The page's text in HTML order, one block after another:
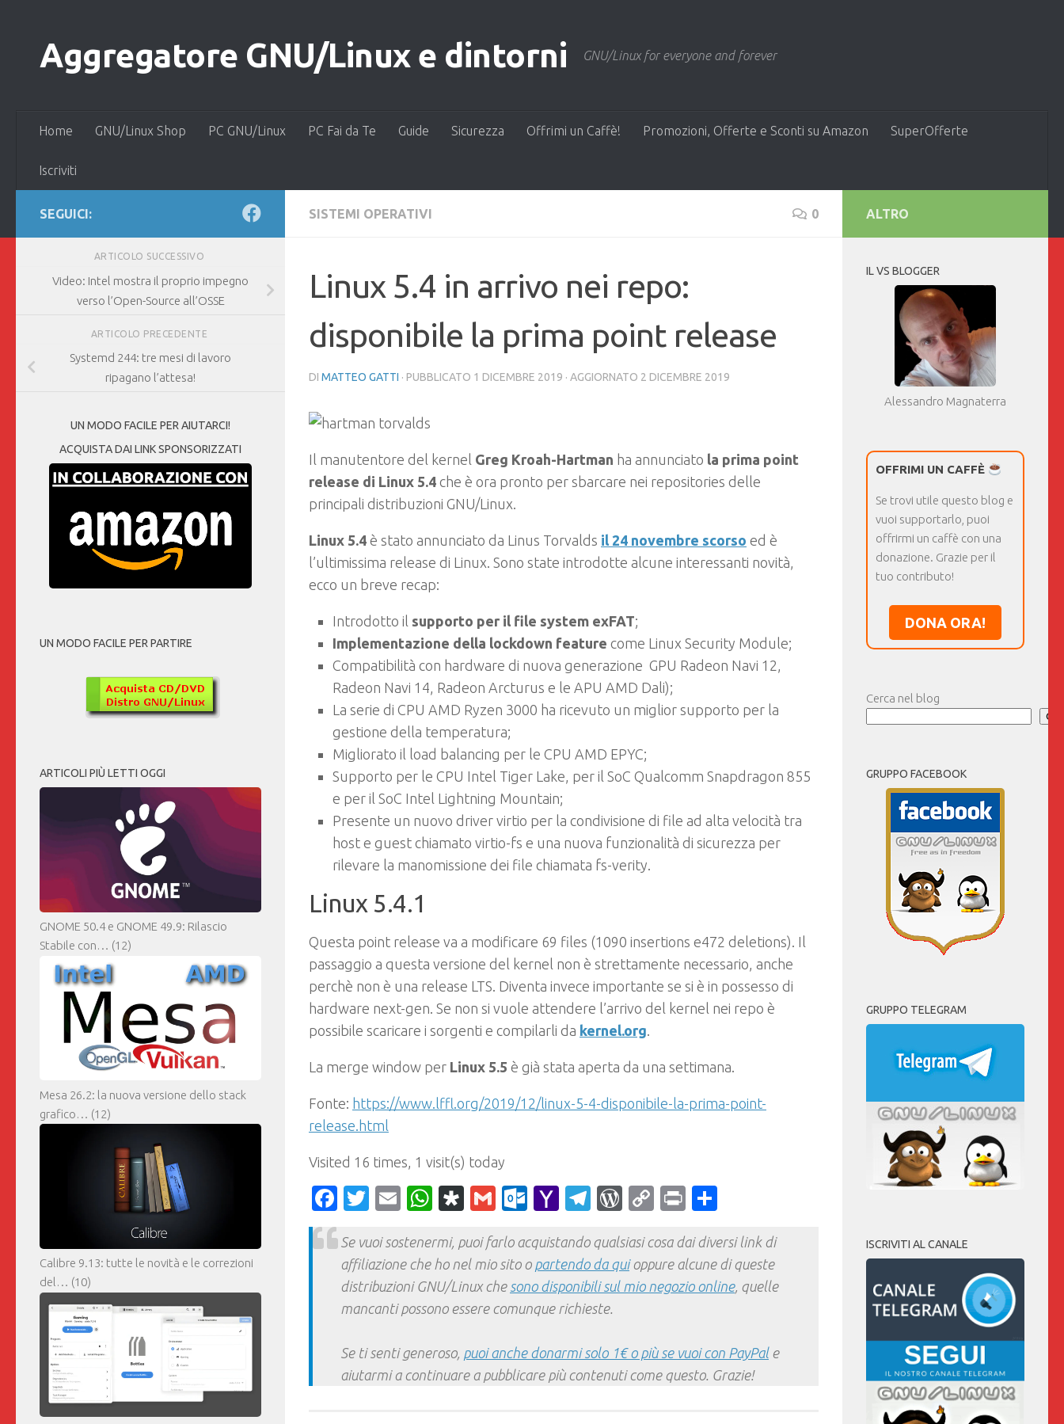
Aggregatore GNU/Linux e dintorni GNU/Linux for everyone and forever
Home GNU/Linux Shop PC GNU/Linux PC Fai da Te Guide Sicurezza Offrimi un Caffè! Promozioni, Offerte e Sconti su Amazon SuperOfferte
Iscriviti
SISTEMI OPERATIVI 0
Linux 5.4 in arrivo nei repo:
disponibile la prima point release
DI MATTEO GATTI · PUBBLICATO 1 DICEMBRE 2019 · AGGIORNATO 2 DICEMBRE 2019
Il manutentore del kernel Greg Kroah-Hartman ha annunciato la prima point
release di Linux 5.4 che è ora pronto per sbarcare nei repositories delle
principali distribuzioni GNU/Linux.
Linux 5.4 è stato annunciato da Linus Torvalds il 24 novembre scorso ed è
l’ultimissima release di Linux. Sono state introdotte alcune interessanti novità,
ecco un breve recap:
Introdotto il supporto per il file system exFAT;
Implementazione della lockdown feature come Linux Security Module;
Compatibilità con hardware di nuova generazione GPU Radeon Navi 12,
Radeon Navi 14, Radeon Arcturus e le APU AMD Dali);
La serie di CPU AMD Ryzen 3000 ha ricevuto un miglior supporto per la
gestione della temperatura;
Migliorato il load balancing per le CPU AMD EPYC;
Supporto per le CPU Intel Tiger Lake, per il SoC Qualcomm Snapdragon 855
e per il SoC Intel Lightning Mountain;
Presente un nuovo driver virtio per la condivisione di file ad alta velocità tra
host e guest chiamato virtio-fs e una nuova funzionalità di sicurezza per
rilevare la manomissione dei file chiamata fs-verity.
Linux 5.4.1
Questa point release va a modificare 69 files (1090 insertions e472 deletions). Il
passaggio a questa versione del kernel non è strettamente necessario, anche
perchè non è una release LTS. Diventa invece importante se si è in possesso di
hardware next-gen. Se non si vuole attendere l’arrivo del kernel nei repo è
possibile scaricare i sorgenti e compilarli da kernel.org.
La merge window per Linux 5.5 è già stata aperta da una settimana.
Fonte: https://www.lffl.org/2019/12/linux-5-4-disponibile-la-prima-point-
release.html
Visited 16 times, 1 visit(s) today
Facebook
Twitter
EmailWhatsApp
Diaspora
GmailOutlook.com
YahooTelegram
WordPress
CopyPrint
Se vuoi sostenermi, puoi farlo acquistando qualsiasi cosa dai diversi link di
affiliazione che ho nel mio sito o partendo da quioppure alcune di queste
distribuzioni GNU/Linux che sono disponibili sul mio negozio online, quelle
mancanti possono essere comunque richieste.
Se ti senti generoso, puoi anche donarmi solo 1€ o più se vuoi con PayPale
aiutarmi a continuare a pubblicare più contenuti come questo. Grazie!
SEGUICI:
ARTICOLO SUCCESSIVO
Video: Intel mostra il proprio impegno
verso l’Open-Source all’OSSE
ARTICOLO PRECEDENTE
Systemd 244: tre mesi di lavoro
ripagano l’attesa!
UN MODO FACILE PER AIUTARCI!
ACQUISTA DAI LINK SPONSORIZZATI
UN MODO FACILE PER PARTIRE
ARTICOLI PIÙ LETTI OGGI
GNOME 50.4 e GNOME 49.9: Rilascio
Stabile con… (12)
Mesa 26.2: la nuova versione dello stack
grafico… (12)
Calibre 9.13: tutte le novità e le correzioni
del… (10)
ALTRO
IL VS BLOGGER
Alessandro Magnaterra
OFFRIMI UN CAFFÈ
Se trovi utile questo blog e
vuoi supportarlo, puoi
offrirmi un caffè con una
donazione. Grazie per il
tuo contributo!
DONA ORA!
Cerca nel blog
GRUPPO FACEBOOK
GRUPPO TELEGRAM
ISCRIVITI AL CANALE